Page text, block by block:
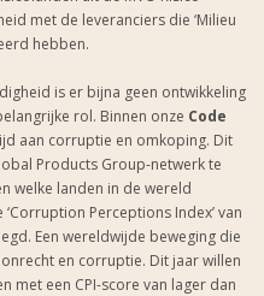
met de leveranciers die ‘Milieu
hebben.
is er bijna geen ontwikkeling
rol. Binnen onze Code
aan corruptie en omkoping. Dit
Products Group-netwerk te
welke landen in de wereld
Perceptions Index’ van
Een wereldwijde beweging die
en corruptie. Dit jaar willen
met een CPI-score van lager dan